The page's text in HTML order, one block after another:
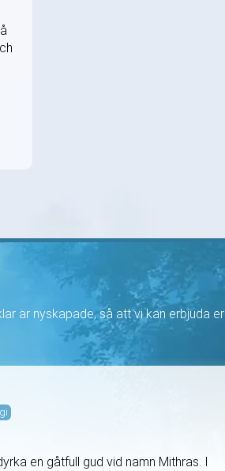
är nyskapade, så att vi kan erbjuda er
en gåtfull gud vid namn Mithras. I